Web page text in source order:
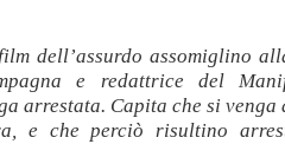
dell’assurdo assomiglino
e redattrice del
arrestata. Capita che si
e che perciò risultino